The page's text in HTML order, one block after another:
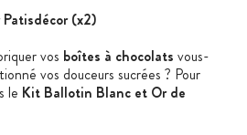
(x2)
vos boîtes à chocolats vous-
vos douceurs sucrées ? Pour
le Kit Ballotin Blanc et Or de